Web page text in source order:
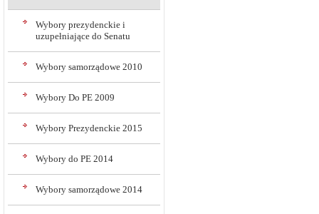
Wybory prezydenckie i
uzupełniające do Senatu
Wybory samorządowe 2010
Wybory Do PE 2009
Wybory Prezydenckie 2015
Wybory do PE 2014
Wybory samorządowe 2014